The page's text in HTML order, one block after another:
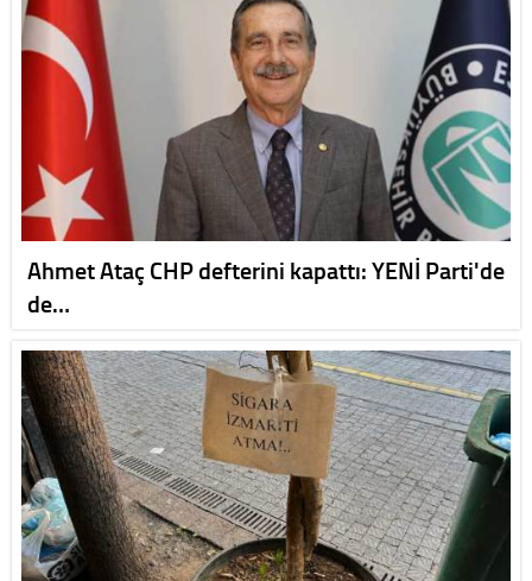
Ahmet Ataç CHP defterini kapattı: YENİ Parti'de
de…